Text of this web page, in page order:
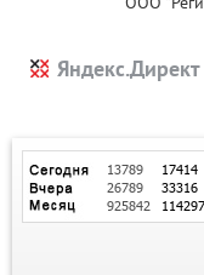
Яндекс.Директ